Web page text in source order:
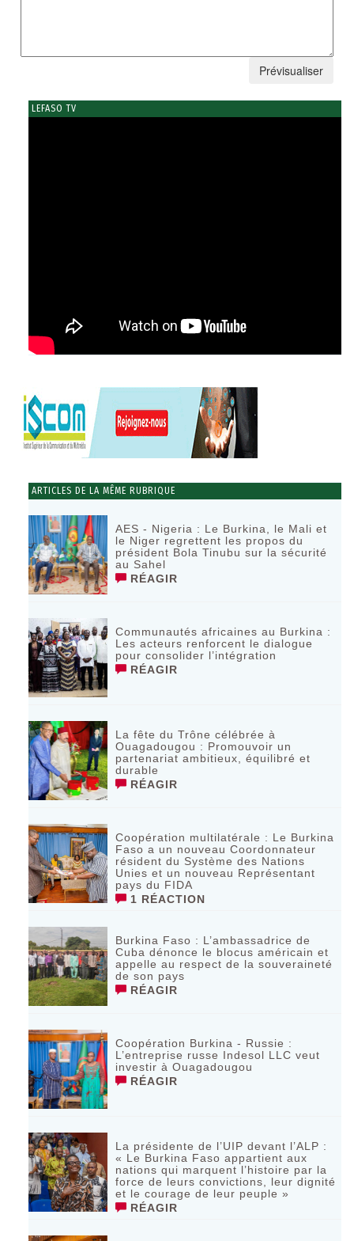
LEFASO TV
ARTICLES DE LA MÊME RUBRIQUE
AES - Nigeria : Le Burkina, le Mali et
le Niger regrettent les propos du
président Bola Tinubu sur la sécurité
au Sahel
RÉAGIR
Communautés africaines au Burkina :
Les acteurs renforcent le dialogue
pour consolider l’intégration
RÉAGIR
La fête du Trône célébrée à
Ouagadougou : Promouvoir un
partenariat ambitieux, équilibré et
durable
RÉAGIR
Coopération multilatérale : Le Burkina
Faso a un nouveau Coordonnateur
résident du Système des Nations
Unies et un nouveau Représentant
pays du FIDA
1 RÉACTION
Burkina Faso : L’ambassadrice de
Cuba dénonce le blocus américain et
appelle au respect de la souveraineté
de son pays
RÉAGIR
Coopération Burkina - Russie :
L’entreprise russe Indesol LLC veut
investir à Ouagadougou
RÉAGIR
La présidente de l’UIP devant l’ALP :
« Le Burkina Faso appartient aux
nations qui marquent l’histoire par la
force de leurs convictions, leur dignité
et le courage de leur peuple »
RÉAGIR